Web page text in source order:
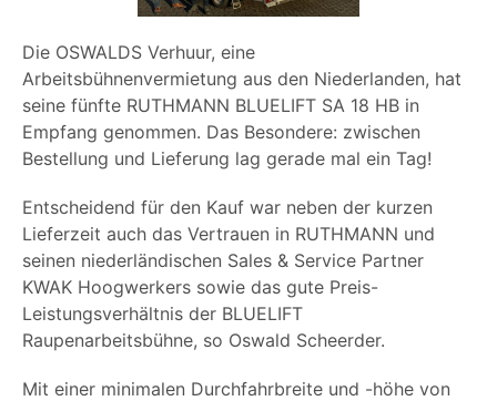
Die OSWALDS Verhuur, eine
Arbeitsbühnenvermietung aus den Niederlanden, hat
seine fünfte RUTHMANN BLUELIFT SA 18 HB in
Empfang genommen. Das Besondere: zwischen
Bestellung und Lieferung lag gerade mal ein Tag!
Entscheidend für den Kauf war neben der kurzen
Lieferzeit auch das Vertrauen in RUTHMANN und
seinen niederländischen Sales & Service Partner
KWAK Hoogwerkers sowie das gute Preis-
Leistungsverhältnis der BLUELIFT
Raupenarbeitsbühne, so Oswald Scheerder.
Mit einer minimalen Durchfahrbreite und -höhe von